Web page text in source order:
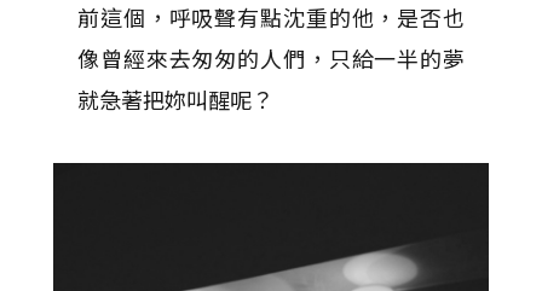
前這個，呼吸聲有點沈重的他，是否也
像曾經來去匆匆的人們，只給一半的夢
就急著把妳叫醒呢？